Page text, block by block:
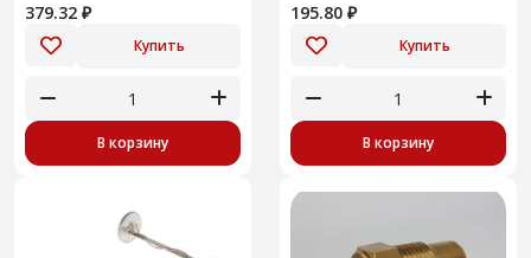
379.32 ₽
Купить
В корзину
195.80 ₽
Купить
В корзину